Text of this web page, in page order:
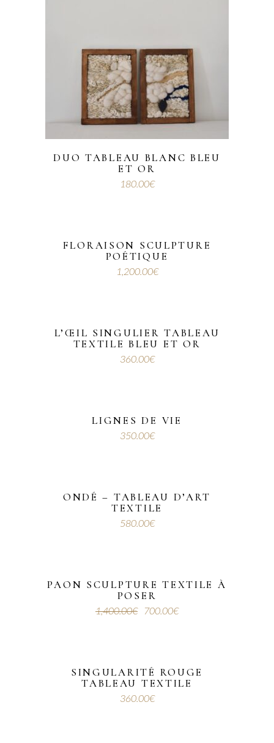
DUO TABLEAU BLANC BLEU
ET OR
180.00€
FLORAISON SCULPTURE
POÉTIQUE
1,200.00€
L’ŒIL SINGULIER TABLEAU
TEXTILE BLEU ET OR
360.00€
LIGNES DE VIE
350.00€
ONDÉ – TABLEAU D’ART
TEXTILE
580.00€
PAON SCULPTURE TEXTILE À
POSER
1,400.00€Le700.00€
Le
SINGULARITÉ ROUGE
TABLEAU TEXTILE
360.00€